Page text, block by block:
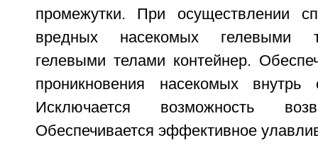
промежутки. При осуществлении
вредных насекомых гелевыми
гелевыми телами контейнер.
проникновения насекомых
Исключается возможность
Обеспечивается эффективное